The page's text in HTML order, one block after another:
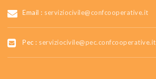
Email : serviziocivile@confcooperative.it
Pec : serviziocivile@pec.confcooperative.it